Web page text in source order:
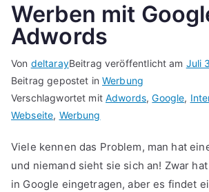
Werben mit
Adwords
Von deltarayBeitrag veröffentlicht am Juli
Beitrag gepostet inWerbung
Verschlagwortet mitAdwords,Google,
Webseite, Werbung
Viele kennen das Problem, man hat
und niemand sieht sie sich an! Zwar
in Google eingetragen, aber es findet